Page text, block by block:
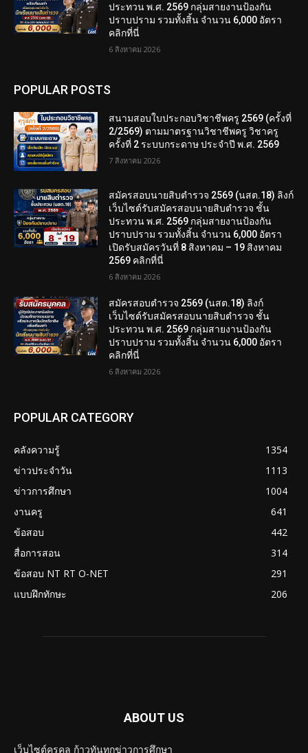
ประทวน พ.ศ. 2569 กลุ่มสายงานป้องกัน
ปราบปราม รวมทั้งสิ้น จำนวน 6,000 อัตรา
คลิกที่นี่
6 สิงหาคม 2026
POPULAR POSTS
สนามสอบใบประกอบวิชาชีพครู 2569 (ครั้งที่
2/2569) ตามมาตรฐานวิชาชีพครู วิชาครู
ครั้งที่ 2 ระบบกระดาษ ประจำปี พ.ศ. 2569
7 สิงหาคม 2026
สมัครสอบนายสิบตำรวจ 2569 (นสต.18) ลิงก์
เว็บไซต์รับสมัครสอบนายสิบตำรวจ ชั้น
ประทวน พ.ศ. 2569 กลุ่มสายงานป้องกัน
ปราบปราม รวมทั้งสิ้น จำนวน 6,000 อัตรา
เปิดรับสมัครวันที่ 8 สิงหาคม – 19 สิงหาคม
2569 คลิกที่นี่
6 สิงหาคม 2026
สมัครสอบตํารวจ 2569 (นสต.18) ลิงก์
เว็บไซต์รับสมัครสอบนายสิบตำรวจ ชั้น
ประทวน พ.ศ. 2569 กลุ่มสายงานป้องกัน
ปราบปราม รวมทั้งสิ้น จำนวน 6,000 อัตรา
คลิกที่นี่
6 สิงหาคม 2026
POPULAR CATEGORY
คลังความรู้
1354
ข่าวประจำวัน
1113
ข่าวการศึกษา
1004
งานครู
641
ข้อสอบ
442
สื่อการสอน
314
ข้อสอบ NT RT O-NET
291
แบบฝึกทักษะ
206
ABOUT US
เว็บไซต์ครูคูล ก้าวทันทุกข่าวการศึกษา